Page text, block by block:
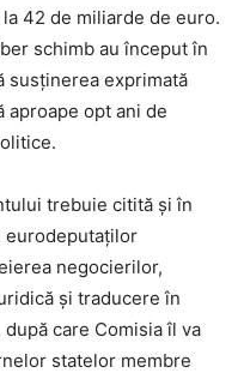
42 de miliarde de euro.
schimb au început în
susținerea exprimată
aproape opt ani de
trebuie citită și în
eurodeputaților
negocierilor,
și traducere în
care Comisia îl va
statelor membre